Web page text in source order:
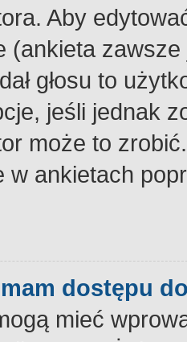
Aby
(ankieta
głosu to
jeśli jednak
może to
w ankietach
dostępu
mieć